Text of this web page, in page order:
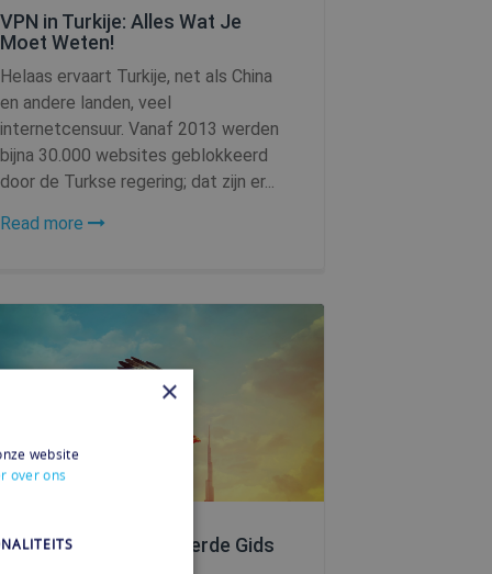
VPN in Turkije: Alles Wat Je
Moet Weten!
Helaas ervaart Turkije, net als China
en andere landen, veel
internetcensuur. Vanaf 2013 werden
bijna 30.000 websites geblokkeerd
door de Turkse regering; dat zijn er...
Read more
VPN Dubai: Gedetailleerde Gids
×
website
over ons